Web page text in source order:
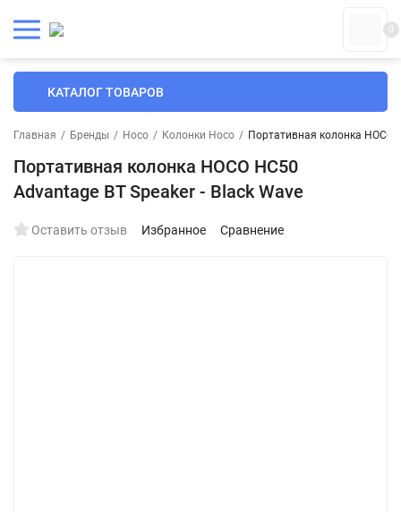
0
КАТАЛОГ ТОВАРОВ
Главная / Бренды / Hoco / Колонки Hoco / Портативная колонка HOCO
Портативная колонка HOCO HC50
Advantage BT Speaker - Black Wave
Оставить отзыв Избранное Сравнение